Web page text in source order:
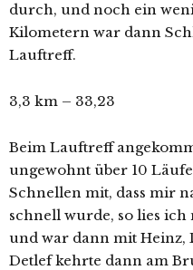
durch, und noch ein
Kilometern war dann
Lauftreff.
3,3 km – 33,23
Beim Lauftreff
ungewohnt über 10
Schnellen mit, dass mir
schnell wurde, so lies
und war dann mit Heinz,
Detlef kehrte dann am